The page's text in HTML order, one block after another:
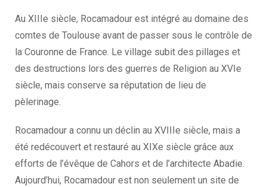
Au XIIIe siècle, Rocamadour est intégré au domaine des
comtes de Toulouse avant de passer sous le contrôle de
la Couronne de France. Le village subit des pillages et
des destructions lors des guerres de Religion au XVIe
siècle, mais conserve sa réputation de lieu de
pèlerinage.
Rocamadour a connu un déclin au XVIIIe siècle, mais a
été redécouvert et restauré au XIXe siècle grâce aux
efforts de l’évêque de Cahors et de l’architecte Abadie.
Aujourd’hui, Rocamadour est non seulement un site de